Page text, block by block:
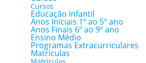
Cursos
Educação Infantil
Anos Iniciais 1º ao 5º ano
Anos Finais 6º ao 9º ano
Ensino Médio
Programas Extracurriculares
Matrículas